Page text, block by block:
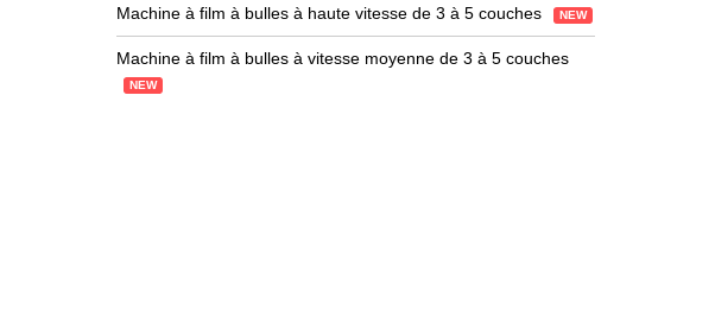
Machine à film à bulles à haute vitesse de 3 à 5 couches NEW
Machine à film à bulles à vitesse moyenne de 3 à 5 couches
NEW